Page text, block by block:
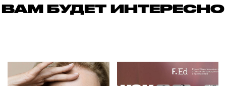
ВАМ БУДЕТ ИНТЕРЕСНО